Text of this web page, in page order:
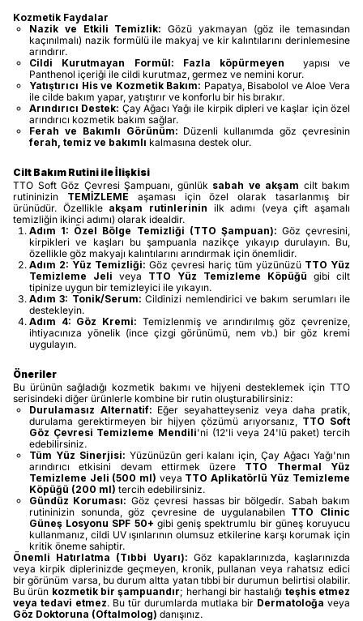
Kozmetik Faydalar
Nazik ve Etkili Temizlik: Gözü yakmayan (göz ile temasından
kaçınılmalı) nazik formülü ile makyaj ve kir kalıntılarını derinlemesine
arındırır.
Cildi Kurutmayan Formül:
Fazla köpürmeyen yapısı ve
Panthenol içeriği ile cildi kurutmaz, germez ve nemini korur.
Yatıştırıcı His ve Kozmetik Bakım: Papatya, Bisabolol ve Aloe Vera
ile cilde bakım yapar, yatıştırır ve konforlu bir his bırakır.
Arındırıcı Destek: Çay Ağacı Yağı ile kirpik dipleri ve kaşlar için özel
arındırıcı kozmetik bakım sağlar.
Ferah ve Bakımlı Görünüm: Düzenli kullanımda göz çevresinin
ferah, temiz ve bakımlı kalmasına destek olur.
Cilt Bakım Rutini ile İlişkisi
TTO Soft Göz Çevresi Şampuanı, günlük sabah ve akşam cilt bakım
rutininizin TEMİZLEME aşaması için özel olarak tasarlanmış bir
ürünüdür. Özellikle akşam rutinlerinin ilk adımı (veya çift aşamalı
temizliğin ikinci adımı) olarak idealdir.
Adım 1: Özel Bölge Temizliği (TTO Şampuan): Göz çevresini,
kirpikleri ve kaşları bu şampuanla nazikçe yıkayıp durulayın. Bu,
özellikle göz makyajı kalıntılarını arındırmak için önemlidir.
Adım 2: Yüz Temizliği: Göz çevresi hariç tüm yüzünüzü TTO Yüz
Temizleme Jeli veya TTO Yüz Temizleme Köpüğü gibi cilt
tipinize uygun bir temizleyici ile yıkayın.
Adım 3: Tonik/Serum: Cildinizi nemlendirici ve bakım serumları ile
destekleyin.
Adım 4: Göz Kremi: Temizlenmiş ve arındırılmış göz çevrenize,
ihtiyacınıza yönelik (ince çizgi görünümü, nem vb.) bir göz kremi
uygulayın.
Öneriler
Bu ürünün sağladığı kozmetik bakımı ve hijyeni desteklemek için TTO
serisindeki diğer ürünlerle kombine bir rutin oluşturabilirsiniz:
Durulamasız Alternatif: Eğer seyahatteyseniz veya daha pratik,
durulama gerektirmeyen bir hijyen çözümü arıyorsanız, TTO Soft
Göz Çevresi Temizleme Mendili'ni (12'li veya 24'lü paket) tercih
edebilirsiniz.
Tüm Yüz Sinerjisi: Yüzünüzün geri kalanı için, Çay Ağacı Yağı'nın
arındırıcı etkisini devam ettirmek üzere TTO Thermal Yüz
Temizleme Jeli (500 ml) veya TTO Aplikatörlü Yüz Temizleme
Köpüğü (200 ml) tercih edebilirsiniz.
Gündüz Koruması: Göz çevresi hassas bir bölgedir. Sabah bakım
rutininizin sonunda, göz çevresine de uygulanabilen TTO Clinic
Güneş Losyonu SPF 50+ gibi geniş spektrumlu bir güneş koruyucu
kullanmanız, cildi UV ışınlarının olumsuz etkilerine karşı korumak için
kritik öneme sahiptir.
Önemli Hatırlatma (Tıbbi Uyarı): Göz kapaklarınızda, kaşlarınızda
veya kirpik diplerinizde geçmeyen, kronik, pullanan veya rahatsız edici
bir görünüm varsa, bu durum altta yatan tıbbi bir durumun belirtisi olabilir.
Bu ürün kozmetik bir şampuandır; herhangi bir hastalığı teşhis etmez
veya tedavi etmez. Bu tür durumlarda mutlaka bir Dermatoloğa veya
Göz Doktoruna (Oftalmolog) danışınız.